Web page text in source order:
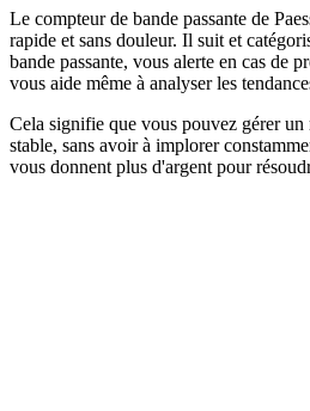
Le compteur de bande passante de
rapide et sans douleur. Il suit et
bande passante, vous alerte en cas de
vous aide même à analyser les
Cela signifie que vous pouvez gérer un
stable, sans avoir à implorer
vous donnent plus d'argent pour